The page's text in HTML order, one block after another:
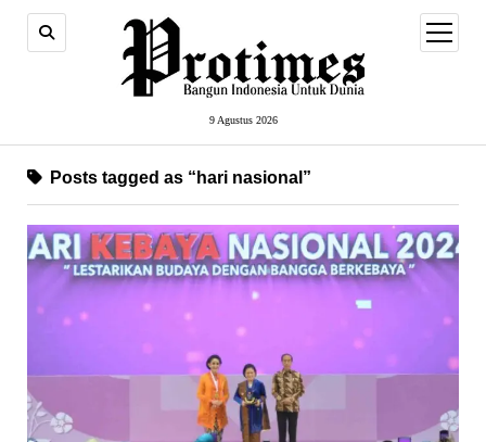
9 Agustus 2026
open
menu
Posts tagged as “hari nasional”